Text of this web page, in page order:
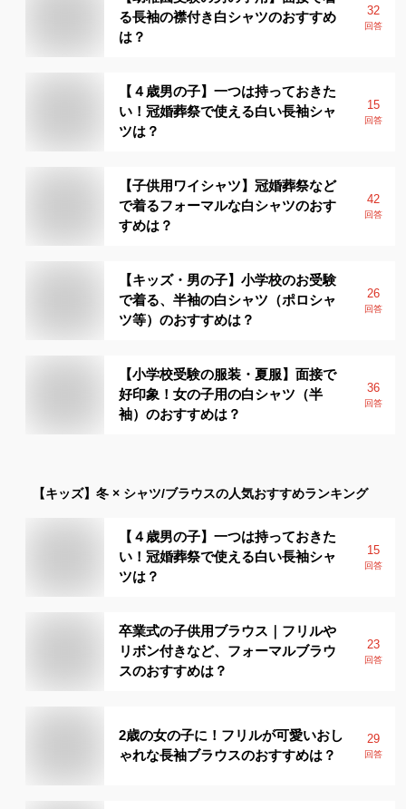
る長袖の襟付き白シャツのおすすめ
は？
32
回答
【４歳男の子】一つは持っておきた
い！冠婚葬祭で使える白い長袖シャ
ツは？
15
回答
【子供用ワイシャツ】冠婚葬祭など
で着るフォーマルな白シャツのおす
すめは？
42
回答
【キッズ・男の子】小学校のお受験
で着る、半袖の白シャツ（ポロシャ
ツ等）のおすすめは？
26
回答
【小学校受験の服装・夏服】面接で
好印象！女の子用の白シャツ（半
袖）のおすすめは？
36
回答
【キッズ】 冬 × シャツ/ブラウスの人気おすすめランキング
【４歳男の子】一つは持っておきた
い！冠婚葬祭で使える白い長袖シャ
ツは？
15
回答
卒業式の子供用ブラウス｜フリルや
リボン付きなど、フォーマルブラウ
スのおすすめは？
23
回答
2歳の女の子に！フリルが可愛いおし
ゃれな長袖ブラウスのおすすめは？
29
回答